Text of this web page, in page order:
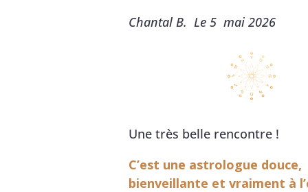
Chantal B. Le 5 mai 2026
Une très belle rencontre !
C’est une astrologue douce,
bienveillante et vraiment à